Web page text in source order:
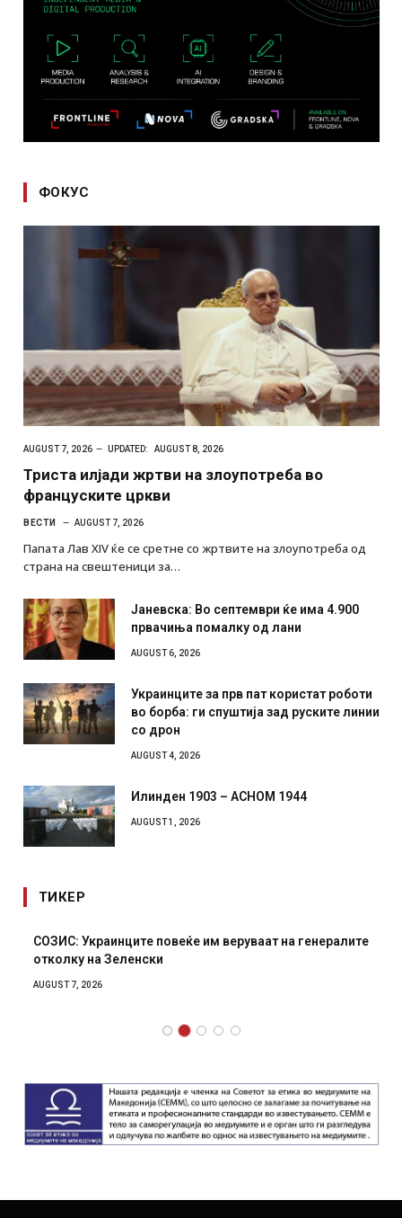
ФОКУС
AUGUST 7, 2026 UPDATED: AUGUST 8, 2026
Триста илјади жртви на злоупотреба во
француските цркви
ВЕСТИ AUGUST 7, 2026
Папата Лав XIV ќе се сретне со жртвите на злоупотреба од
страна на свештеници за…
Јаневска: Во септември ќе има 4.900
првачиња помалку од лани
AUGUST 6, 2026
Украинците за прв пат користат роботи
во борба: ги спуштија зад руските линии
со дрон
AUGUST 4, 2026
Илинден 1903 – АСНОМ 1944
AUGUST 1, 2026
ТИКЕР
СОЗИС: Украинците повеќе им веруваат на генералите
отколку на Зеленски
AUGUST 7, 2026